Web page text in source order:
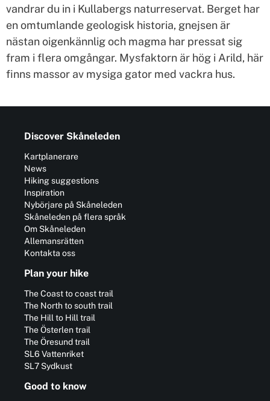
vandrar du in i Kullabergs naturreservat. Berget har
en omtumlande geologisk historia, gnejsen är
nästan oigenkännlig och magma har pressat sig
fram i flera omgångar. Mysfaktorn är hög i Arild, här
finns massor av mysiga gator med vackra hus.
Discover Skåneleden
Kartplanerare
News
Hiking suggestions
Inspiration
Nybörjare på Skåneleden
Skåneleden på flera språk
Om Skåneleden
Allemansrätten
Kontakta oss
Plan your hike
The Coast to coast trail
The North to south trail
The Hill to Hill trail
The Österlen trail
The Öresund trail
SL6 Vattenriket
SL7 Sydkust
Good to know